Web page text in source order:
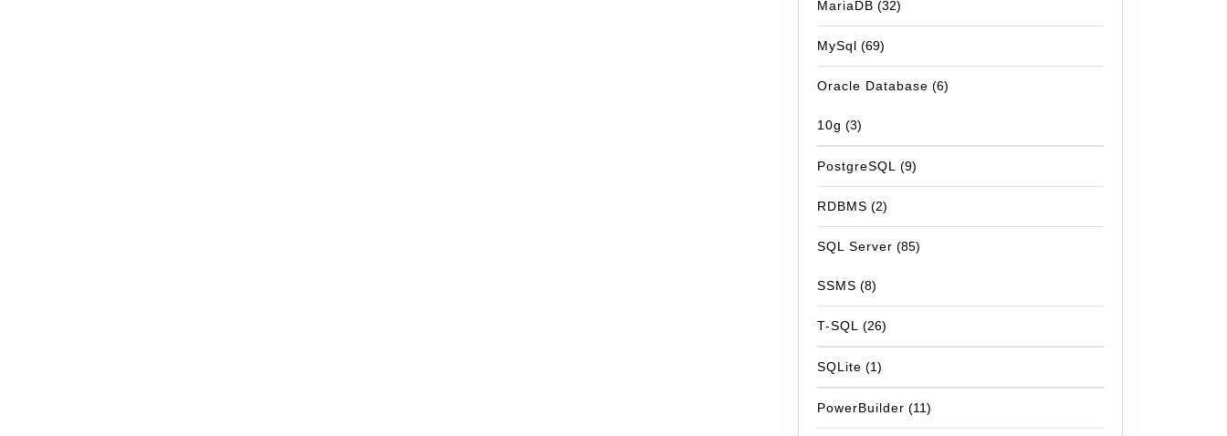
MariaDB (32)
MySql (69)
Oracle Database (6)
10g (3)
PostgreSQL (9)
RDBMS (2)
SQL Server (85)
SSMS (8)
T-SQL (26)
SQLite (1)
PowerBuilder (11)